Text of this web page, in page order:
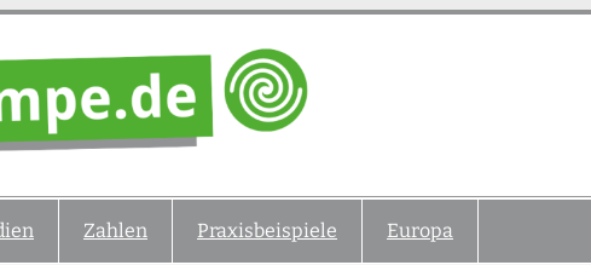
Zahlen Praxisbeispiele Europa